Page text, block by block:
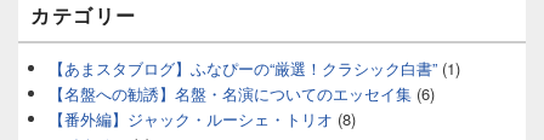
カテゴリー
【あまスタブログ】ふなぴーの“厳選！クラシック白書” (1)
【名盤への勧誘】名盤・名演についてのエッセイ集 (6)
【番外編】ジャック・ルーシェ・トリオ (8)